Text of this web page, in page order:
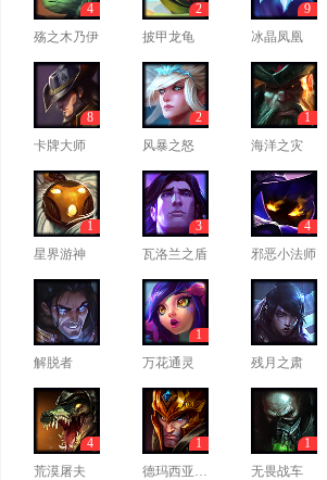
殇之木乃伊
4
披甲龙龟
2
冰晶凤凰
9
卡牌大师
8
风暴之怒
2
海洋之灾
1
星界游神
1
瓦洛兰之盾
3
邪恶小法师
4
解脱者 万花通灵
1
残月之肃
荒漠屠夫
4
德玛西亚皇子
1
无畏战车
1